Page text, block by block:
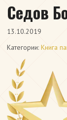
Седов
13.10.2019
Категории: Книга